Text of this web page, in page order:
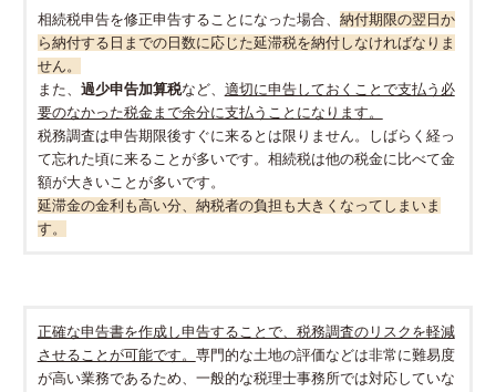
相続税申告を修正申告することになった場合、 納付期限の翌日か
ら納付する日までの日数に応じた延滞税を納付しなければなりま
せん。
また、 過少申告加算税など、 適切に申告しておくことで支払う必
要のなかった税金まで余分に支払うことになります。
税務調査は申告期限後すぐに来るとは限りません。しばらく経っ
て忘れた頃に来ることが多いです。相続税は他の税金に比べて金
額が大きいことが多いです。
延滞金の金利も高い分、納税者の負担も大きくなってしまいま
す。
正確な申告書を作成し申告することで、税務調査のリスクを軽減
させることが可能です。 専門的な土地の評価などは非常に難易度
が高い業務であるため、一般的な税理士事務所では対応していな